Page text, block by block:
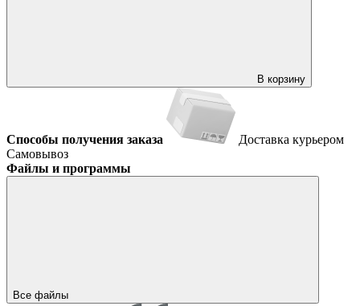
В корзину
Способы получения заказа
Доставка курьером
Самовывоз
Файлы и программы
Все файлы